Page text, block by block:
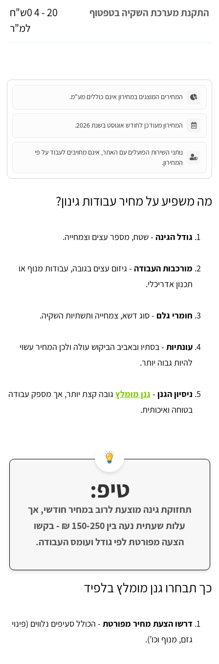
התקנת מערכת השקיה בטפטוף
20 - 4 0ש"ח
למ"ר
המחירים המוצגים במחירון אינם כוללים מע"מ.
המחירון מעודכן לחודש אוגוסט בשנת 2026.
נותני השירות הפועלים עם האתר, אינם מחויבים לעבוד על פי
המחירון.
מה משפיע על מחיר עבודות גינון?
גודל הגינה - שטח, מספר עצים וצמחייה.
מורכבות העבודה - גיזום עצים בגובה, עבודות מנוף או
תכנון אדריכלי.
חומרי גלם - סוג דשא, צמחייה ותשתיות השקיה.
עונתיות - בסתיו ובאביב הביקוש עולה ולכן המחיר עשוי
להיות גבוה יותר.
ניסיון הגנן - גנן מומלץ גובה קצת יותר, אך מספק עבודה
בטוחה ואיכותית.
טיפ:
תחזוקת גינה מוצעת לרוב במחיר חודשי, אך
עלות שעתית נעה בין 150-250 ₪ - בקשו
הצעה מפורטת לפי גודל ועומס העבודה.
כך תבחרו גנן מומלץ בלפיד
דרשו הצעת מחיר מפורטת - הכולל סעיפים נלווים (פינוי
גזם, מנוף וכו’).